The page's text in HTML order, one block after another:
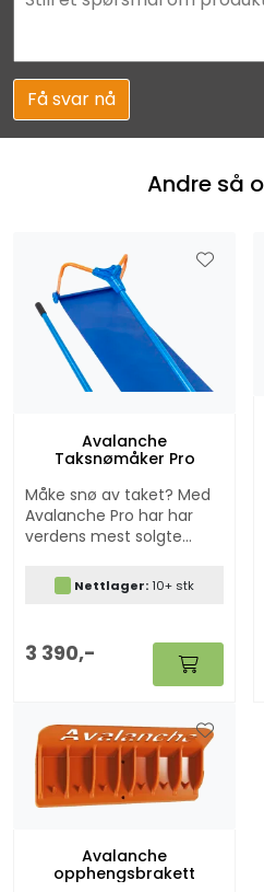
Få svar nå
Andre så
Avalanche
Taksnømåker Pro
Måke snø av taket? Med
Avalanche Pro har har
verdens mest solgte
enda bedre. Produsert i
glassfiberarmert
og ekstrem belastning.
Nettlager:10+ stk
3 390,-
Avalanche
opphengsbrakett